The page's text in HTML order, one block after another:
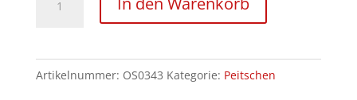
weiche
mit
Edelstahlgriff
Artikelnummer: OS0343 Kategorie: Peitschen